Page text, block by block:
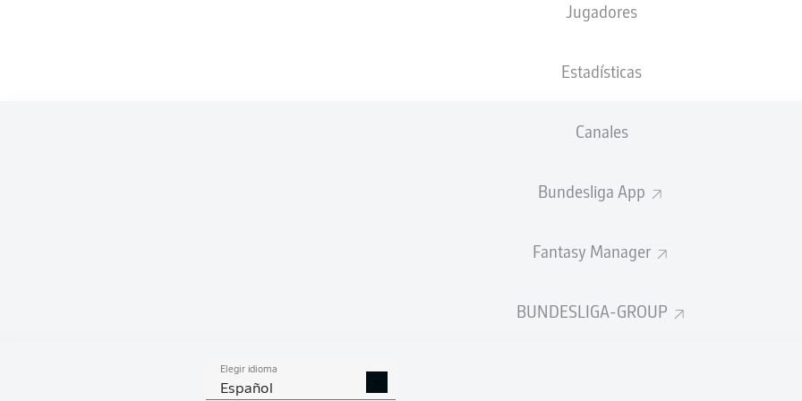
Jugadores
Estadísticas
Canales
Bundesliga App
Fantasy Manager
BUNDESLIGA-GROUP
Elegir idioma
Español
62'
M. Gräfe